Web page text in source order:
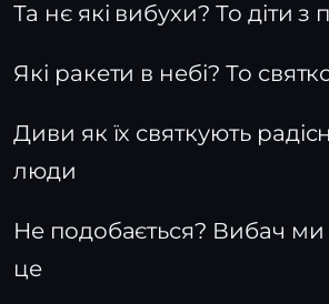
Та нє які вибухи? То діти з
Які ракети в небі? То
Диви як їх святкують
люди
Не подобається? Вибач ми
це